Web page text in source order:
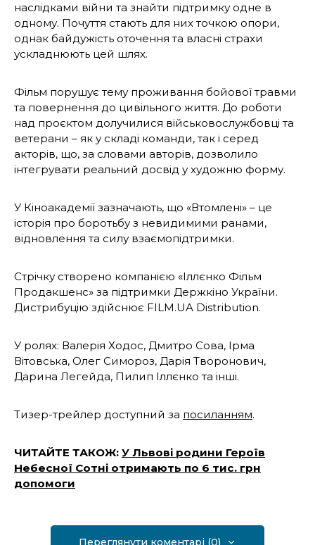
наслідками війни та знайти підтримку одне в
одному. Почуття стають для них точкою опори,
однак байдужість оточення та власні страхи
ускладнюють цей шлях.
Фільм порушує тему проживання бойової травми
та повернення до цивільного життя. До роботи
над проєктом долучилися військовослужбовці та
ветерани – як у складі команди, так і серед
акторів, що, за словами авторів, дозволило
інтегрувати реальний досвід у художню форму.
У Кіноакадемії зазначають, що «Втомлені» – це
історія про боротьбу з невидимими ранами,
відновлення та силу взаємопідтримки.
Стрічку створено компанією «Іллєнко Фільм
Продакшенс» за підтримки Держкіно України.
Дистрибуцію здійснює FILM.UA Distribution.
У ролях: Валерія Ходос, Дмитро Сова, Ірма
Вітовська, Олег Симороз, Дарія Творонович,
Дарина Легейда, Пилип Іллєнко та інші.
Тизер-трейлер доступний за посиланням.
ЧИТАЙТЕ ТАКОЖ: У Львові родини Героїв
Небесної Сотні отримають по 6 тис. грн
допомоги
Переглянути коментарі (0)